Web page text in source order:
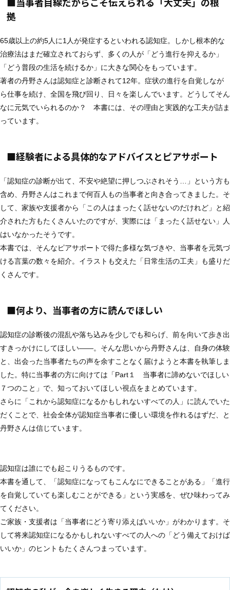
拠
65歳以上の約5人に1人が発症するといわれる認知症。しかし根本的な
治療法はまだ確立されておらず、多くの人が「どう進行を抑えるか」
「どう普段の生活を続けるか」に大きな関心をもっています。
著者の丹野さんは認知症と診断されて12年。症状の進行を自覚しなが
ら仕事を続け、全国を飛び回り、日々を楽しんでいます。どうしてそん
なに元気でいられるのか？ 本書には、その理由と実践的な工夫が詰ま
っています。
■経験者による具体的なアドバイスとピアサポート
「認知症の診断が出て、不安や絶望に押しつぶされそう…」という方も
含め、丹野さんはこれまで何百人もの当事者と向き合ってきました。そ
して、家族や支援者から「この人はまったく話せないのだけれど」と紹
介された方もたくさんいたのですが、実際には「まったく話せない」人
はいなかったそうです。
本書では、そんなピアサポートで得た多様な気づきや、当事者を元気づ
ける言葉の数々を紹介。イラストも交えた「日常生活の工夫」も盛りだ
くさんです。
■何より、当事者の方に読んでほしい
認知症の診断後の混乱や落ち込みを少しでも和らげ、前を向いて歩き出
すきっかけにしてほしい——。そんな思いから丹野さんは、自身の体験
と、出会った当事者たちの声を余すことなく届けようと本書を執筆しま
した。特に当事者の方に向けては「Part１ 当事者に諦めないでほしい
７つのこと」で、知っておいてほしい視点をまとめています。
さらに「これから認知症になるかもしれないすべての人」に読んでいた
だくことで、社会全体が認知症当事者に優しい環境を作れるはずだ、と
丹野さんは信じています。
認知症は誰にでも起こりうるものです。
本書を通して、「認知症になってもこんなにできることがある」「進行
を自覚していても楽しむことができる」という実感を、ぜひ味わってみ
てください。
ご家族・支援者は「当事者にどう寄り添えばいいか」がわかります。そ
して将来認知症になるかもしれないすべての人への「どう備えておけば
いいか」のヒントもたくさんつまっています。